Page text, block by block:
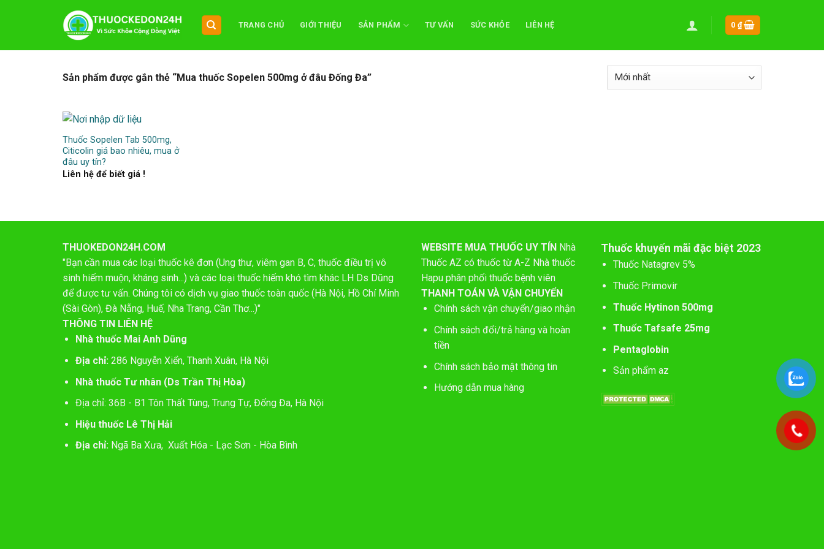
dung
TRANG CHỦ GIỚI THIỆU SẢN PHẨM TƯ VẤN SỨC KHỎE LIÊN HỆ 0 ₫
Sản phẩm được gắn thẻ “Mua thuốc Sopelen 500mg ở đâu Đống Đa”
Thuốc Sopelen Tab 500mg,
Citicolin giá bao nhiêu, mua ở
đâu uy tín?
Liên hệ để biết giá !
THUOKEDON24H.COM
"Bạn cần mua các loại thuốc kê đơn (Ung thư, viêm gan B, C, thuốc điều trị vô
sinh hiếm muộn, kháng sinh...) và các loại thuốc hiếm khó tìm khác LH Ds Dũng
để được tư vấn. Chúng tôi có dịch vụ giao thuốc toàn quốc (Hà Nội, Hồ Chí Minh
(Sài Gòn), Đà Nẵng, Huế, Nha Trang, Cần Thơ...)"
THÔNG TIN LIÊN HỆ
Nhà thuốc Mai Anh Dũng
Địa chỉ:286 Nguyễn Xiển, Thanh Xuân, Hà Nội
Nhà thuốc Tư nhân (Ds Trần Thị Hòa)
Địa chỉ: 36B - B1 Tôn Thất Tùng, Trung Tự, Đống Đa, Hà Nội
Hiệu thuốc Lê Thị Hải
Địa chỉ: Ngã Ba Xưa, Xuất Hóa - Lạc Sơn - Hòa Bình
WEBSITE MUA THUỐC UY TÍN Nhà
Thuốc AZ có thuốc từ A-Z Nhà thuốc
Hapu phân phối thuốc bệnh viên
THANH TOÁN VÀ VẬN CHUYỂN
Chính sách vận chuyển/giao nhận
Chính sách đổi/trả hàng và hoàn
tiền
Chính sách bảo mật thông tin
Hướng dẫn mua hàng
Thuốc khuyến mãi đặc biệt 2023
Thuốc Natagrev 5%
Thuốc Primovir
Thuốc Hytinon 500mg
Thuốc Tafsafe 25mg
Pentaglobin
Sản phẩm az